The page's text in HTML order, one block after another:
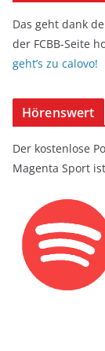
Das geht dank
der FCBB-Seite
geht’s zu calovo!
Hörenswert
Der kostenlose
Magenta Sport